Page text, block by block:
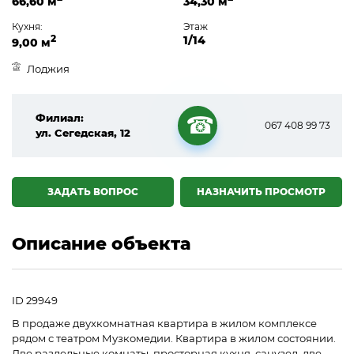
Кухня:
9,00 м2
Этаж
1/14
Лоджия
Филиал:
ул. Сегедская, 12
☎
067 408 99 73
НАЗНАЧИТЬ ПРОСМОТР
ЗАДАТЬ ВОПРОС
Описание объекта
ID 29949
В продаже двухкомнатная квартира в жилом комплексе
рядом с театром Музкомедии. Квартира в жилом состоянии.